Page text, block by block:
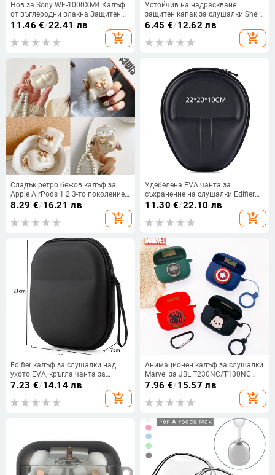
Нов за Sony WF-1000XM4 Калъф
от въглеродни влакна Защитен
здрав капак за цялото тяло с
ключодържател TWS калъф за
WF-1000XM4 луксозен калъф
11.46 €/22.41 лв
add_shopping_cart
Устойчив на надраскване
защитен капак за слушалки Shell
за калъф за -realme Buds Air 2
6.45 €/12.62 лв
add_shopping_cart
Сладък ретро бежов калъф за
Apple AirPods 1 2 3-то поколение
Bear Cherry Калъф за AirPods Pro
Калъф Ключодържател Връзка
Луксозен калъф
8.29 €/16.21 лв
add_shopping_cart
Удебелена EVA чанта за
съхранение на слушалки Edifier
W800BT – универсална кутия за
11.30 €/22.10 лв
add_shopping_cart
Edifier калъф за слушалки над
ухото EVA, кръгла чанта за
съхранение за Bluetooth
слушалки, цифров твърд диск и
кабел за данни EVA
7.23 €/14.14 лв
add_shopping_cart
Анимационен калъф за слушалки
Marvel за JBL T230NC/T130NC
TWS силиконови безжични
Bluetooth слушалки Защитен
капак за зареждане с кука
7.96 €/15.57 лв
add_shopping_cart